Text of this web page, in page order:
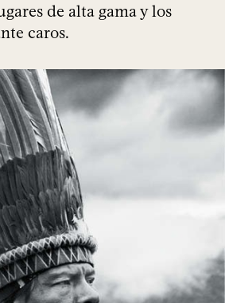
de alta gama y los
caros.